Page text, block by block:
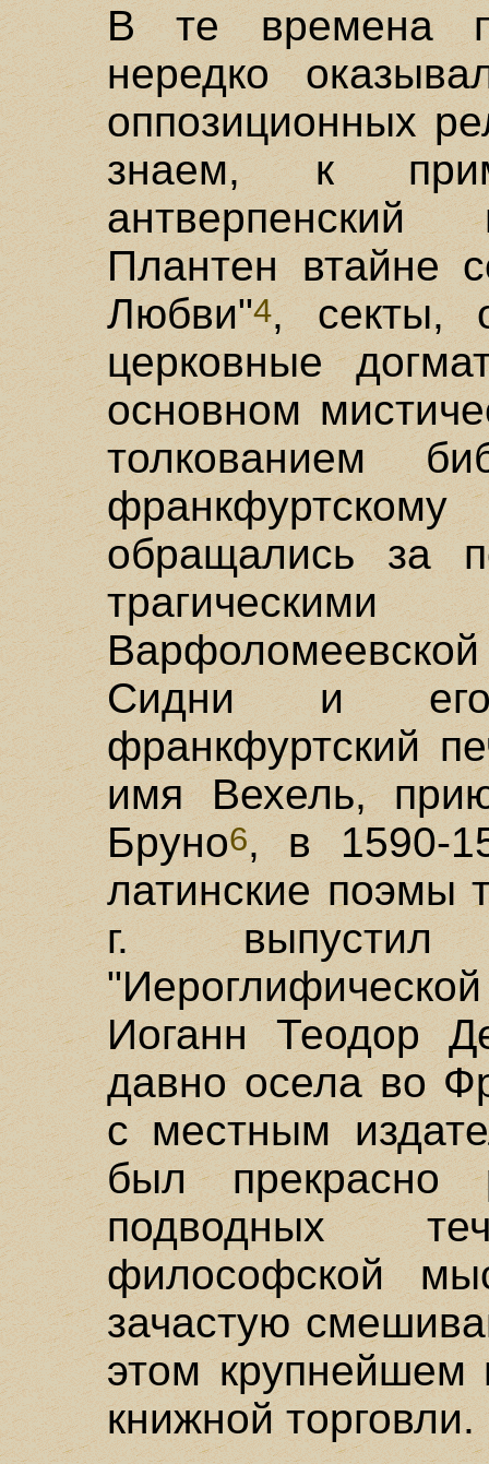
В те времена
нередко
оппозиционных
знаем, к
антверпенский
Плантен втайне
Любви"4, секты,
церковные
основном
толкованием
обращались за
Сидни и его
франкфуртский
имя Вехель,
Бруно6, в 1590-
латинские поэмы
г. выпустил
Иоганн Теодор
давно осела во
с местным
был прекрасно
подводных
философской
зачастую
этом крупнейшем
книжной торговли.